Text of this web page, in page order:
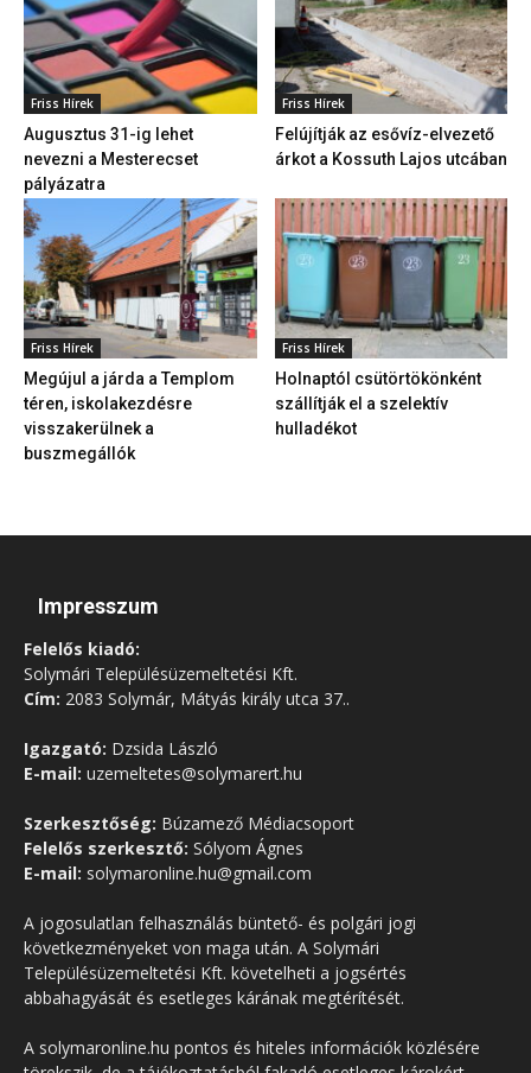
Friss Hírek
Augusztus 31-ig lehet
nevezni a Mesterecset
pályázatra
Friss Hírek
Felújítják az esővíz-elvezető
árkot a Kossuth Lajos utcában
Friss Hírek
Megújul a járda a Templom
téren, iskolakezdésre
visszakerülnek a
buszmegállók
Friss Hírek
Holnaptól csütörtökönként
szállítják el a szelektív
hulladékot
Impresszum
Felelős kiadó:
Solymári Településüzemeltetési Kft.
Cím: 2083 Solymár, Mátyás király utca 37..
Igazgató: Dzsida László
E-mail: uzemeltetes@solymarert.hu
Szerkesztőség: Búzamező Médiacsoport
Felelős szerkesztő: Sólyom Ágnes
E-mail: solymaronline.hu@gmail.com
A jogosulatlan felhasználás büntető- és polgári jogi
következményeket von maga után. A Solymári
Településüzemeltetési Kft. követelheti a jogsértés
abbahagyását és esetleges kárának megtérítését.
A solymaronline.hu pontos és hiteles információk közlésére